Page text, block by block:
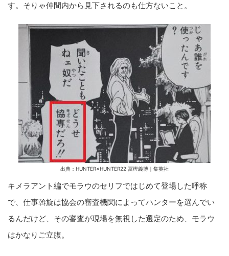
す。そりゃ仲間内から見下されるのも仕方ないこと。
出典：HUNTER×HUNTER22 冨樫義博｜集英社
キメラアント編でモラウのセリフではじめて登場した呼称
で、仕事斡旋は協会の審査機関によってハンターを選んでい
るんだけど、その審査が現場を無視した選定のため、モラウ
はかなりご立腹。